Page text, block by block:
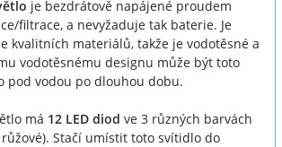
je bezdrátově napájené proudem
filtrace, a nevyžaduje tak baterie. Je
kvalitních materiálů, takže je vodotěsné a
vodotěsnému designu může být toto
pod vodou po dlouhou dobu.
má 12 LED diod ve 3 různých barvách
Stačí umístit toto svítidlo do